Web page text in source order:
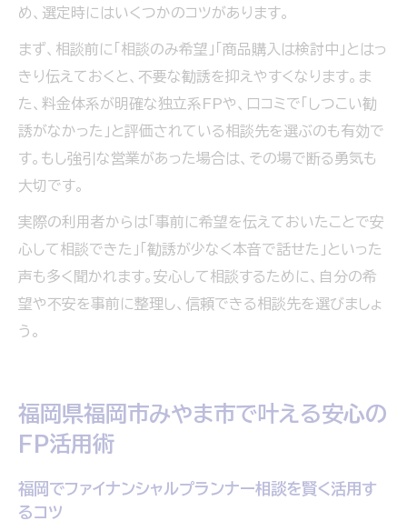
め、選定時にはいくつかのコツがあります。
まず、相談前に「相談のみ希望」「商品購入は検討中」とはっ
きり伝えておくと、不要な勧誘を抑えやすくなります。ま
た、料金体系が明確な独立系FPや、口コミで「しつこい勧
誘がなかった」と評価されている相談先を選ぶのも有効で
す。もし強引な営業があった場合は、その場で断る勇気も
大切です。
実際の利用者からは「事前に希望を伝えておいたことで安
心して相談できた」「勧誘が少なく本音で話せた」といった
声も多く聞かれます。安心して相談するために、自分の希
望や不安を事前に整理し、信頼できる相談先を選びましょ
う。
福岡県福岡市みやま市で叶える安心の
FP活用術
福岡でファイナンシャルプランナー相談を賢く活用す
るコツ